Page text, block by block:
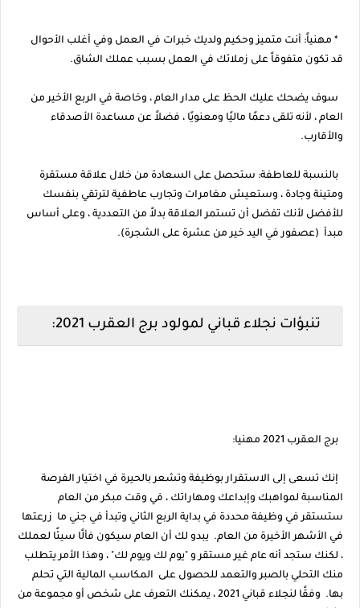
* مهنياً: أنت متميز وحكيم ولديك خبرات في العمل وفي أغلب الأحوال
قد تكون متفوقاً على زملائك في العمل بسبب عملك الشاق.
سوف يضحك عليك الحظ على مدار العام ، وخاصة في الربع الأخير من
العام ، لأنه تلقى دعمًا ماليًا ومعنويًا ، فضلاً عن مساعدة الأصدقاء
والأقارب.
بالنسبة للعاطفة: ستحصل على السعادة من خلال علاقة مستقرة
ومتينة وجادة ، وستعيش مغامرات وتجارب عاطفية لترتقي بنفسك
للأفضل لأنك تفضل أن تستمر العلاقة بدلاً من التعددية ، وعلى أساس
مبدأ (عصفور في اليد خير من عشرة على الشجرة).
تنبؤات نجلاء قباني لمولود برج العقرب 2021:
برج العقرب 2021 مهنيا:
إنك تسعى إلى الاستقرار بوظيفة وتشعر بالحيرة في اختيار الفرصة
المناسبة لمواهبك وإبداعك ومهاراتك ، في وقت مبكر من العام
ستستقر في وظيفة محددة في بداية الربع الثاني وتبدأ في جني ما زرعتها
في الأشهر الأخيرة من العام. يبدو لك أن العام سيكون فألًا سيئًا لعملك
، لكنك ستجد أنه عام غير مستقر و "يوم لك ويوم لك" ، وهذا الأمر يتطلب
منك التحلي بالصبر والتعمد للحصول على المكاسب المالية التي تحلم
بها. وفقًا لنجلاء قباني 2021 ، يمكنك التعرف على شخص أو مجموعة من